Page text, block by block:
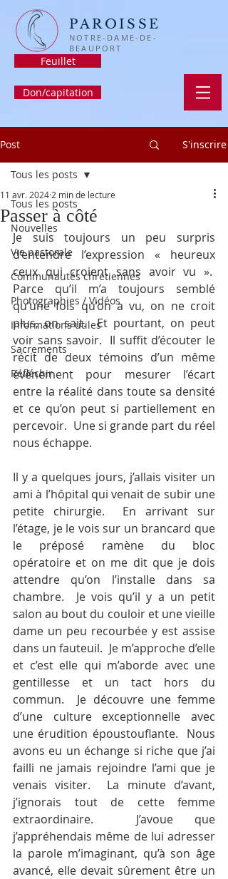
PAROISSE
NOTRE-DAME-DE-
BEAUPORT
Feuillet
Don/capitation
Post S'inscrire
Tous les posts
Nouvelles
Vie pastorale
Communautés chrétiennes
Photographies / Vidéos
Informations utiles
Sacrements
Réfléchir
Tous les posts
Passer à côté
11 avr. 2024 2 min de lecture
Je suis toujours un peu surpris
d’entendre l’expression « heureux
ceux qui croient sans avoir vu ».
Parce qu’il m’a toujours semblé
qu’une fois qu’on a vu, on ne croit
plus, on sait.  Et pourtant, on peut
voir sans savoir.  Il suffit d’écouter le
récit de deux témoins d’un même
événement pour mesurer l’écart
entre la réalité dans toute sa densité
et ce qu’on peut si partiellement en
percevoir.  Une si grande part du réel
nous échappe.
Il y a quelques jours, j’allais visiter un
ami à l’hôpital qui venait de subir une
petite chirurgie.  En arrivant sur
l’étage, je le vois sur un brancard que
le préposé ramène du bloc
opératoire et on me dit que je dois
attendre qu’on l’installe dans sa
chambre.  Je vois qu’il y a un petit
salon au bout du couloir et une vieille
dame un peu recourbée y est assise
dans un fauteuil.  Je m’approche d’elle
et c’est elle qui m’aborde avec une
gentillesse et un tact hors du
commun.  Je découvre une femme
d’une culture exceptionnelle avec
une érudition époustouflante.  Nous
avons eu un échange si riche que j’ai
failli ne jamais rejoindre l’ami que je
venais visiter.  La minute d’avant,
j’ignorais tout de cette femme
extraordinaire.  J’avoue que
j’appréhendais même de lui adresser
la parole m’imaginant, qu’à son âge
avancé, elle devait sûrement être un